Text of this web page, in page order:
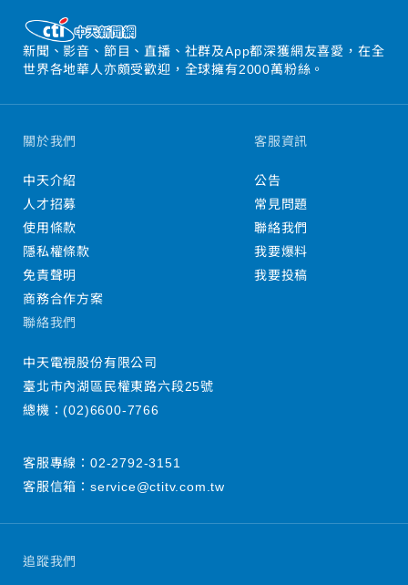
新聞、影音、節目、直播、社群及App都深獲網友喜愛，在全
世界各地華人亦頗受歡迎，全球擁有2000萬粉絲。
追蹤我們
關於我們
中天介紹
人才招募
使用條款
隱私權條款
免責聲明
商務合作方案
客服資訊
公告
常見問題
聯絡我們
我要爆料
我要投稿
聯絡我們
中天電視股份有限公司
臺北市內湖區民權東路六段25號
總機：(02)6600-7766
客服專線： 02-2792-3151
客服信箱： service@ctitv.com.tw